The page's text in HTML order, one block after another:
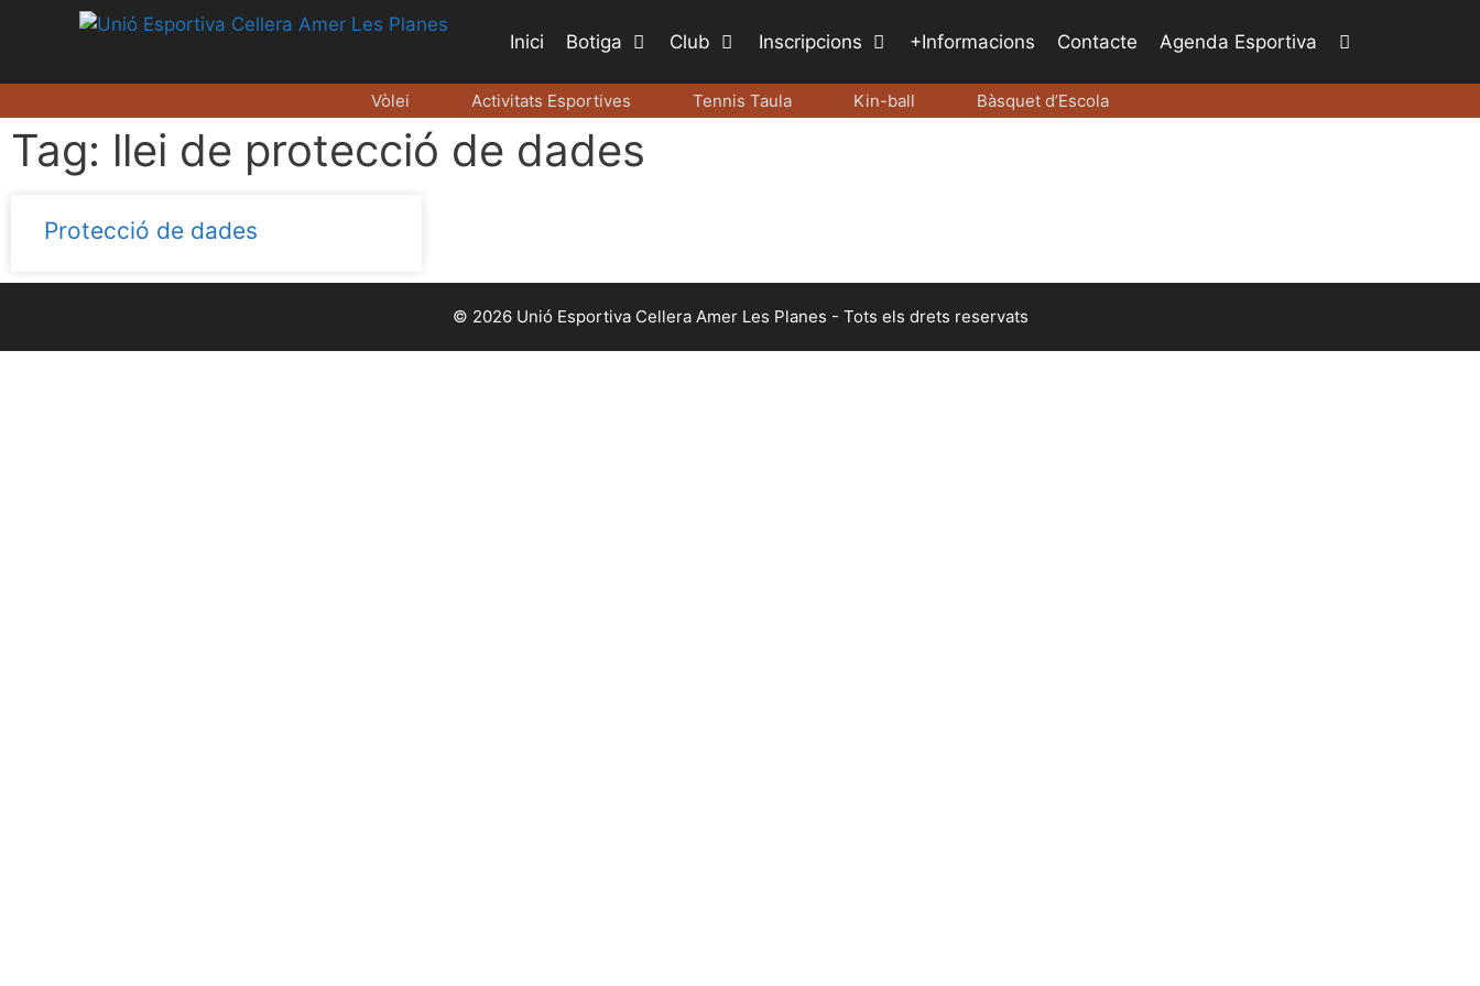
Inici Botiga Club Inscripcions +Informacions Contacte Agenda Esportiva
Vòlei Activitats Esportives Tennis Taula Kin-ball Bàsquet d’Escola
Tag: llei de protecció de dades
Protecció de dades
© 2026 Unió Esportiva Cellera Amer Les Planes - Tots els drets reservats